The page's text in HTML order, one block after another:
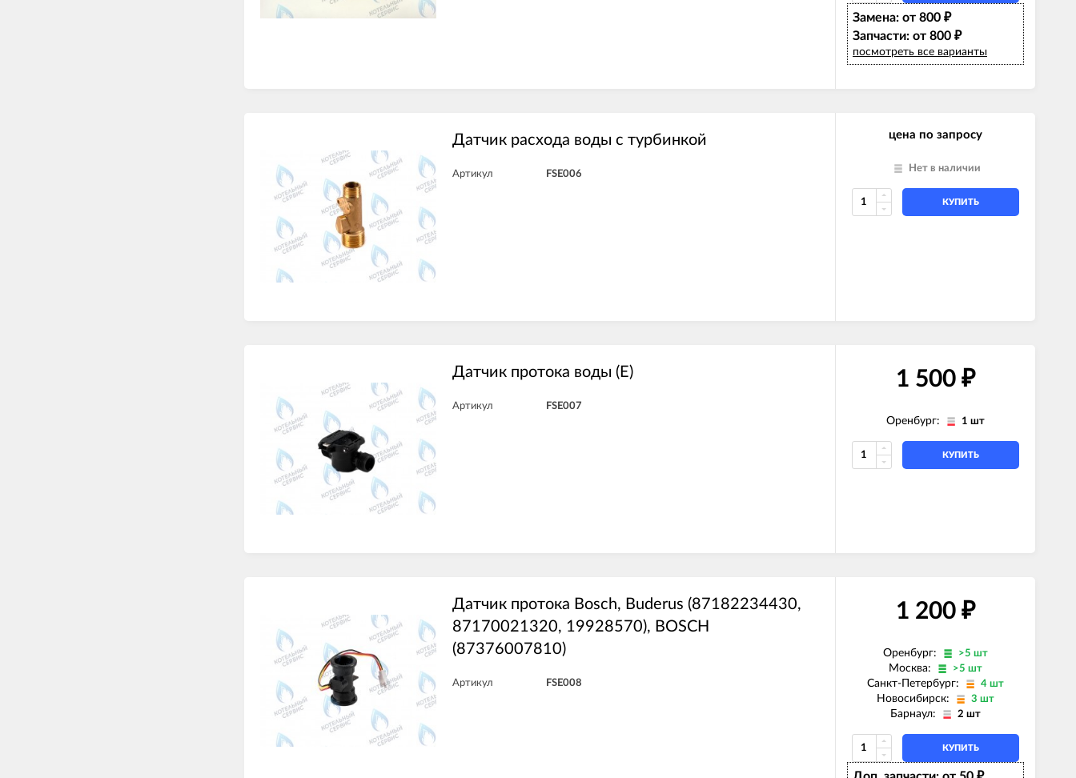
Замена: от 800 ₽
Запчасти: от 800 ₽
посмотреть все варианты
Датчик расхода воды с турбинкой
Артикул FSE006
цена по запросу
Нет в наличии
КУПИТЬ
Датчик протока воды (E)
Артикул FSE007
1 500 ₽
Оренбург: 1 шт
КУПИТЬ
Датчик протока Bosch, Buderus (87182234430,
87170021320, 19928570), BOSCH
(87376007810)
Артикул FSE008
1 200 ₽
Оренбург: >5 шт
Москва: >5 шт
Санкт-Петербург: 4 шт
Новосибирск: 3 шт
Барнаул: 2 шт
КУПИТЬ
₽